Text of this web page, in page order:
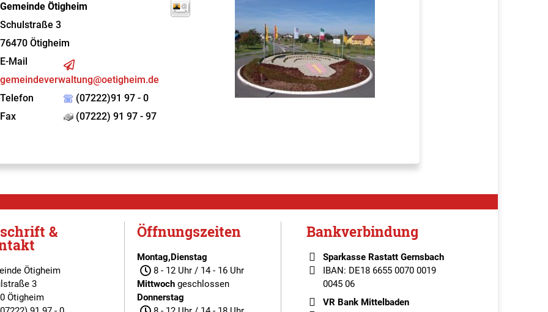
Gemeinde Ötigheim
Schulstraße 3
76470 Ötigheim
E-Mail
gemeindeverwaltung@oetigheim.de
Telefon
(07222)91 97 - 0
Fax
(07222) 91 97 - 97
&
Ötigheim
3
Ötigheim
Öffnungszeiten
Montag,Dienstag
8 - 12 Uhr / 14 - 16 Uhr
Mittwoch geschlossen
Donnerstag
Bankverbindung
Sparkasse Rastatt Gernsbach
IBAN: DE18 6655 0070 0019
0045 06
VR Bank Mittelbaden